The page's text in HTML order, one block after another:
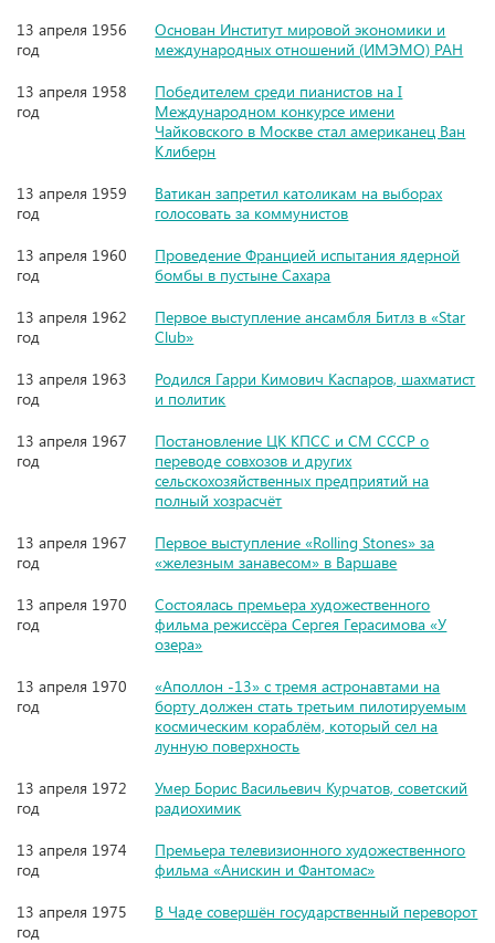
13 апреля 1956
год
Основан Институт мировой экономики и
международных отношений (ИМЭМО) РАН
13 апреля 1958
год
Победителем среди пианистов на I
Международном конкурсе имени
Чайковского в Москве стал американец Ван
Клиберн
13 апреля 1959
год
Ватикан запретил католикам на выборах
голосовать за коммунистов
13 апреля 1960
год
Проведение Францией испытания ядерной
бомбы в пустыне Сахара
13 апреля 1962
год
Первое выступление ансамбля Битлз в «Star
Club»
13 апреля 1963
год
Родился Гарри Кимович Каспаров, шахматист
и политик
13 апреля 1967
год
Постановление ЦК КПСС и СМ СССР о
переводе совхозов и других
сельскохозяйственных предприятий на
полный хозрасчёт
13 апреля 1967
год
Первое выступление «Rolling Stones» за
«железным занавесом» в Варшаве
13 апреля 1970
год
Состоялась премьера художественного
фильма режиссёра Сергея Герасимова «У
озера»
13 апреля 1970
год
«Аполлон -13» с тремя астронавтами на
борту должен стать третьим пилотируемым
космическим кораблём, который сел на
лунную поверхность
13 апреля 1972
год
Умер Борис Васильевич Курчатов, советский
радиохимик
13 апреля 1974
год
Премьера телевизионного художественного
фильма «Анискин и Фантомас»
13 апреля 1975
год
В Чаде совершён государственный переворот